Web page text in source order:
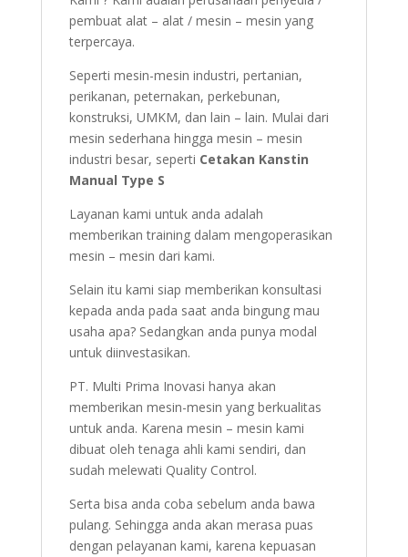
pembuat alat – alat / mesin – mesin yang
terpercaya.
Seperti mesin-mesin industri, pertanian,
perikanan, peternakan, perkebunan,
konstruksi, UMKM, dan lain – lain. Mulai dari
mesin sederhana hingga mesin – mesin
industri besar, seperti Cetakan Kanstin
Manual Type S
Layanan kami untuk anda adalah
memberikan training dalam mengoperasikan
mesin – mesin dari kami.
Selain itu kami siap memberikan konsultasi
kepada anda pada saat anda bingung mau
usaha apa? Sedangkan anda punya modal
untuk diinvestasikan.
PT. Multi Prima Inovasi hanya akan
memberikan mesin-mesin yang berkualitas
untuk anda. Karena mesin – mesin kami
dibuat oleh tenaga ahli kami sendiri, dan
sudah melewati Quality Control.
Serta bisa anda coba sebelum anda bawa
pulang. Sehingga anda akan merasa puas
dengan pelayanan kami, karena kepuasan